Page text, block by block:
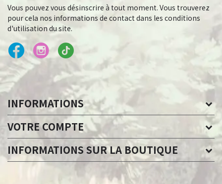
Vous pouvez vous désinscrire à tout moment. Vous trouverez
pour cela nos informations de contact dans les conditions
d'utilisation du site.
INFORMATIONS
VOTRE COMPTE
INFORMATIONS SUR LA BOUTIQUE